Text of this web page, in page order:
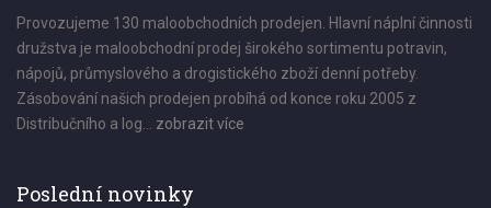
Provozujeme 130 maloobchodních prodejen. Hlavní náplní činnosti
družstva je maloobchodní prodej širokého sortimentu potravin,
nápojů, průmyslového a drogistického zboží denní potřeby.
Zásobování našich prodejen probíhá od konce roku 2005 z
Distribučního a log... zobrazit více
Poslední novinky